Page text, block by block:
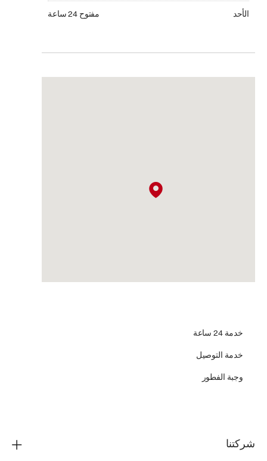
الأحد مفتوح 24 ساعة
الأحد مفتوح 24 ساعة
خدمة 24 ساعة
خدمة التوصيل
وجبة الفطور
شركتنا